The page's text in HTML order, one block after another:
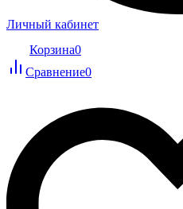
Личный кабинет
Корзина0
Сравнение0